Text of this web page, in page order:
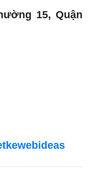
15, Quận